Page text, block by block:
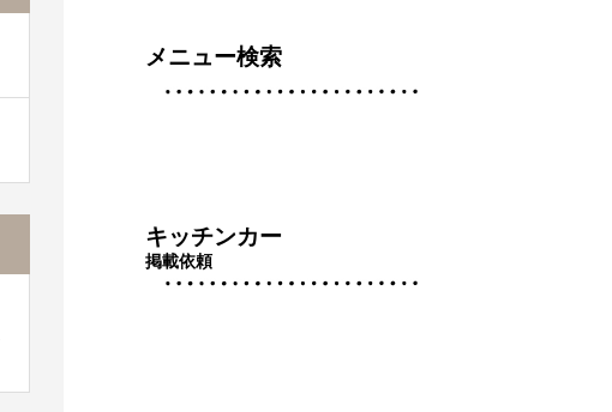
メニュー検索
キッチンカー
掲載依頼